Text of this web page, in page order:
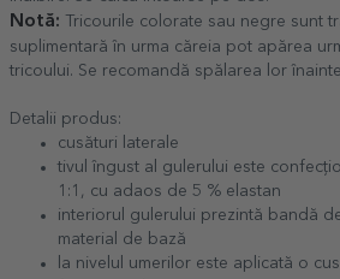
Notă: Tricourile colorate sau negre sunt
suplimentară în urma căreia pot apărea
tricoului. Se recomandă spălarea lor
Detalii produs:
cusături laterale
tivul îngust al gulerului este
1:1, cu adaos de 5 % elastan
interiorul gulerului prezintă bandă
material de bază
la nivelul umerilor este aplicată o